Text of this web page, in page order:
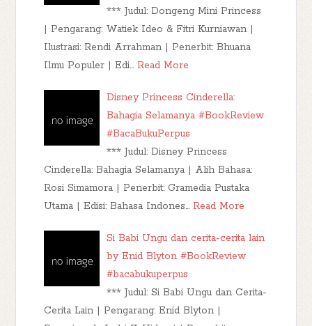
*** Judul: Dongeng Mini Princess
| Pengarang: Watiek Ideo & Fitri Kurniawan |
Ilustrasi: Rendi Arrahman | Penerbit: Bhuana
Ilmu Populer | Edi… Read More
Disney Princess Cinderella:
Bahagia Selamanya #BookReview
#BacaBukuPerpus
*** Judul: Disney Princess
Cinderella: Bahagia Selamanya | Alih Bahasa:
Rosi Simamora | Penerbit: Gramedia Pustaka
Utama | Edisi: Bahasa Indones… Read More
Si Babi Ungu dan cerita-cerita lain
by Enid Blyton #BookReview
#bacabukuperpus
*** Judul: Si Babi Ungu dan Cerita-
Cerita Lain | Pengarang: Enid Blyton |